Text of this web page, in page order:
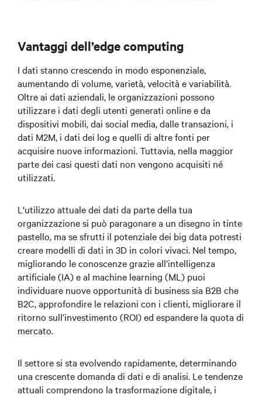
Vantaggi dell’edge computing
I dati stanno crescendo in modo esponenziale,
aumentando di volume, varietà, velocità e variabilità.
Oltre ai dati aziendali, le organizzazioni possono
utilizzare i dati degli utenti generati online e da
dispositivi mobili, dai social media, dalle transazioni, i
dati M2M, i dati dei log e quelli di altre fonti per
acquisire nuove informazioni. Tuttavia, nella maggior
parte dei casi questi dati non vengono acquisiti né
utilizzati.
L'utilizzo attuale dei dati da parte della tua
organizzazione si può paragonare a un disegno in tinte
pastello, ma se sfrutti il potenziale dei big data potresti
creare modelli di dati in 3D in colori vivaci. Nel tempo,
migliorando le conoscenze grazie all’intelligenza
artificiale (IA) e al machine learning (ML) puoi
individuare nuove opportunità di business sia B2B che
B2C, approfondire le relazioni con i clienti, migliorare il
ritorno sull’investimento (ROI) ed espandere la quota di
mercato.
Il settore si sta evolvendo rapidamente, determinando
una crescente domanda di dati e di analisi. Le tendenze
attuali comprendono la trasformazione digitale, i